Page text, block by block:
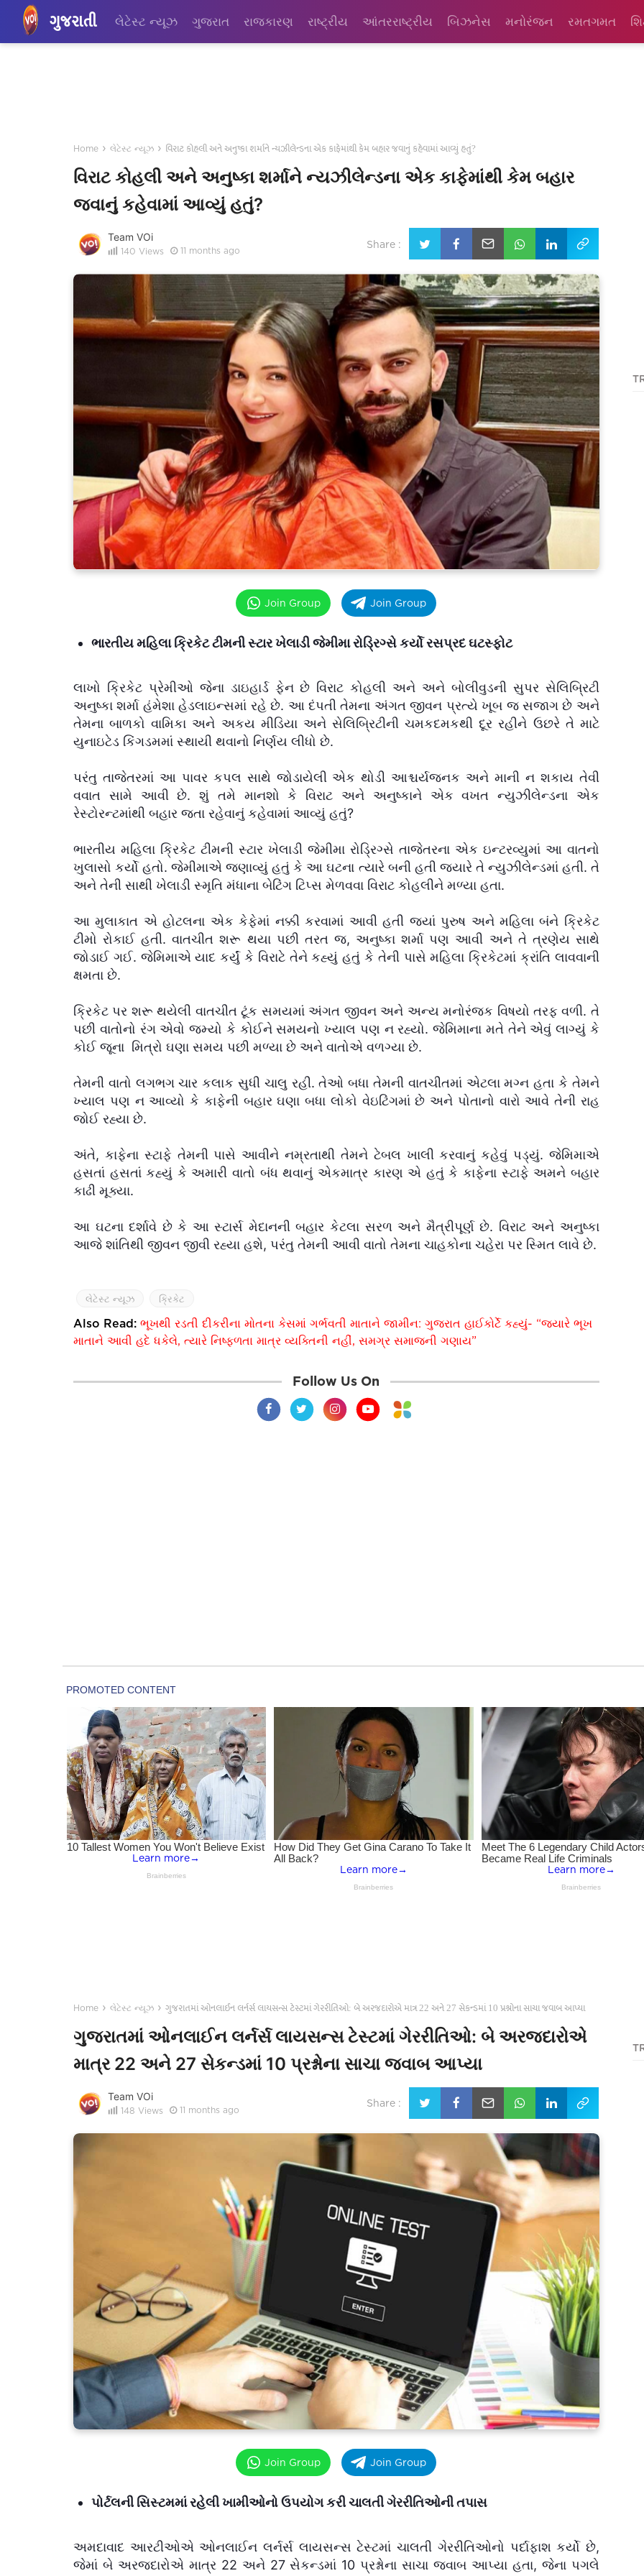
ગુજરાતી લેટેસ્ટ ન્યૂઝ ગુજરાત રાજકારણ રાષ્ટ્રીય આંતરરાષ્ટ્રીય બિઝનેસ મનોરંજન રમતગમત
Home › લેટેસ્ટ ન્યૂઝ › વિરાટ કોહલી અને અનુષ્કા શર્માને ન્યઝીલેન્ડના એક કાફેમાંથી કેમ બહાર જવાનું કહેવામાં આવ્યું હતું?
વિરાટ કોહલી અને અનુષ્કા શર્માને ન્યઝીલેન્ડના એક કાફેમાંથી કેમ બહાર
જવાનું કહેવામાં આવ્યું હતું?
Team VOi
140 Views 11 months ago
Share :
Join Group Join Group
ભારતીય મહિલા ક્રિકેટ ટીમની સ્ટાર ખેલાડી જેમીમા રોડ્રિગ્સે કર્યો રસપ્રદ ઘટસ્ફોટ
લાખો ક્રિકેટ પ્રેમીઓ જેના ડાઇહાર્ડ ફેન છે વિરાટ કોહલી અને અને બોલીવુડની સુપર સેલિબ્રિટી
અનુષ્કા શર્મા હંમેશા હેડલાઇન્સમાં રહે છે. આ દંપતી તેમના અંગત જીવન પ્રત્યે ખૂબ જ સજાગ છે અને
તેમના બાળકો વામિકા અને અકય મીડિયા અને સેલિબ્રિટીની ચમકદમકથી દૂર રહીને ઉછરે તે માટે
યુનાઇટેડ કિંગડમમાં સ્થાયી થવાનો નિર્ણય લીધો છે.
પરંતુ તાજેતરમાં આ પાવર કપલ સાથે જોડાયેલી એક થોડી આશ્ચર્યજનક અને માની ન શકાય તેવી
વવાત સામે આવી છે. શું તમે માનશો કે વિરાટ અને અનુષ્કાને એક વખત ન્યુઝીલેન્ડના એક
રેસ્ટોરન્ટમાંથી બહાર જતા રહેવાનું કહેવામાં આવ્યું હતું?
ભારતીય મહિલા ક્રિકેટ ટીમની સ્ટાર ખેલાડી જેમીમા રોડ્રિગ્સે તાજેતરના એક ઇન્ટરવ્યુમાં આ વાતનો
ખુલાસો કર્યો હતો. જેમીમાએ જણાવ્યું હતું કે આ ઘટના ત્યારે બની હતી જ્યારે તે ન્યુઝીલેન્ડમાં હતી. તે
અને તેની સાથી ખેલાડી સ્મૃતિ મંધાના બેટિંગ ટિપ્સ મેળવવા વિરાટ કોહલીને મળ્યા હતા.
આ મુલાકાત એ હોટલના એક કેફેમાં નક્કી કરવામાં આવી હતી જ્યાં પુરુષ અને મહિલા બંને ક્રિકેટ
ટીમો રોકાઈ હતી. વાતચીત શરૂ થયા પછી તરત જ, અનુષ્કા શર્મા પણ આવી અને તે ત્રણેય સાથે
જોડાઈ ગઈ. જેમિમાએ યાદ કર્યું કે વિરાટે તેને કહ્યું હતું કે તેની પાસે મહિલા ક્રિકેટમાં ક્રાંતિ લાવવાની
ક્ષમતા છે.
ક્રિકેટ પર શરૂ થયેલી વાતચીત ટૂંક સમયમાં અંગત જીવન અને અન્ય મનોરંજક વિષયો તરફ વળી. તે
પછી વાતોનો રંગ એવો જમ્યો કે કોઈને સમયનો ખ્યાલ પણ ન રહ્યો. જેમિમાના મતે તેને એવું લાગ્યું કે
કોઈ જૂના મિત્રો ઘણા સમય પછી મળ્યા છે અને વાતોએ વળગ્યા છે.
તેમની વાતો લગભગ ચાર કલાક સુધી ચાલુ રહી. તેઓ બધા તેમની વાતચીતમાં એટલા મગ્ન હતા કે તેમને
ખ્યાલ પણ ન આવ્યો કે કાફેની બહાર ઘણા બધા લોકો વેઇટિંગમાં છે અને પોતાનો વારો આવે તેની રાહ
જોઈ રહ્યા છે.
અંતે, કાફેના સ્ટાફે તેમની પાસે આવીને નમ્રતાથી તેમને ટેબલ ખાલી કરવાનું કહેવું પડ્યું. જેમિમાએ
હસતાં હસતાં કહ્યું કે અમારી વાતો બંધ થવાનું એકમાત્ર કારણ એ હતું કે કાફેના સ્ટાફે અમને બહાર
કાઢી મૂક્યા.
આ ઘટના દર્શાવે છે કે આ સ્ટાર્સ મેદાનની બહાર કેટલા સરળ અને મૈત્રીપૂર્ણ છે. વિરાટ અને અનુષ્કા
આજે શાંતિથી જીવન જીવી રહ્યા હશે, પરંતુ તેમની આવી વાતો તેમના ચાહકોના ચહેરા પર સ્મિત લાવે છે.
લેટેસ્ટ ન્યૂઝ ક્રિકેટ
Also Read: ભૂખથી રડતી દીકરીના મોતના કેસમાં ગર્ભવતી માતાને જામીન: ગુજરાત હાઈકોર્ટે કહ્યું- “જ્યારે ભૂખ
માતાને આવી હદે ધકેલે, ત્યારે નિષ્ફળતા માત્ર વ્યક્તિની નહીં, સમગ્ર સમાજની ગણાય”
Follow Us On
Home › લેટેસ્ટ ન્યૂઝ › ગુજરાતમાં ઓનલાઈન લર્નર્સ લાયસન્સ ટેસ્ટમાં ગેરરીતિઓ: બે અરજદારોએ માત્ર 22 અને 27 સેકન્ડમાં 10 પ્રશ્નોના સાચા જવાબ આપ્યા
ગુજરાતમાં ઓનલાઈન લર્નર્સ લાયસન્સ ટેસ્ટમાં ગેરરીતિઓ: બે અરજદારોએ
માત્ર 22 અને 27 સેકન્ડમાં 10 પ્રશ્નોના સાચા જવાબ આપ્યા
Team VOi
148 Views 11 months ago
Share :
Join Group Join Group
પોર્ટલની સિસ્ટમમાં રહેલી ખામીઓનો ઉપયોગ કરી ચાલતી ગેરરીતિઓની તપાસ
અમદાવાદ આરટીઓએ ઓનલાઈન લર્નર્સ લાયસન્સ ટેસ્ટમાં ચાલતી ગેરરીતિઓનો પર્દાફાશ કર્યો છે,
જેમાં બે અરજદારોએ માત્ર 22 અને 27 સેકન્ડમાં 10 પ્રશ્નોના સાચા જવાબ આપ્યા હતા, જેના પગલે